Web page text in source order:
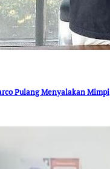
Pulang Menyalakan Mimpi